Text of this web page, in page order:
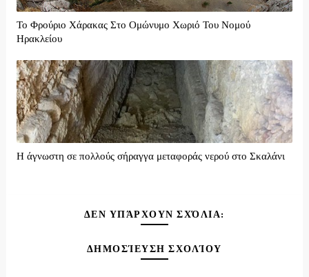
Το Φρούριο Χάρακας Στο Ομώνυμο Χωριό Του Νομού
Ηρακλείου
Η άγνωστη σε πολλούς σήραγγα μεταφοράς νερού στο Σκαλάνι
ΔΕΝ ΥΠΆΡΧΟΥΝ ΣΧΌΛΙΑ:
ΔΗΜΟΣΊΕΥΣΗ ΣΧΟΛΊΟΥ